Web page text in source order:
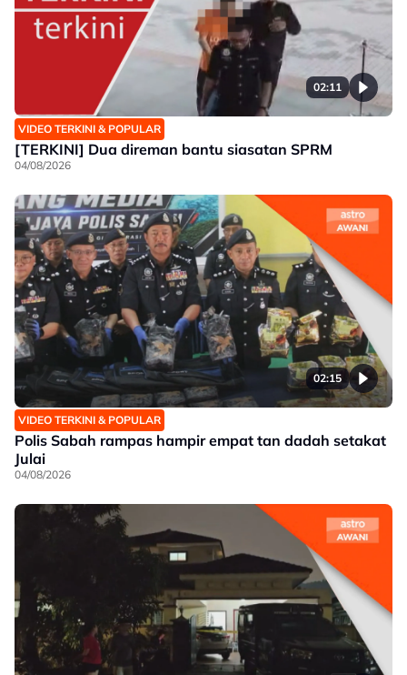
02:11
VIDEO TERKINI & POPULAR
[TERKINI] Dua direman bantu siasatan SPRM
04/08/2026
02:15
VIDEO TERKINI & POPULAR
Polis Sabah rampas hampir empat tan dadah setakat
Julai
04/08/2026